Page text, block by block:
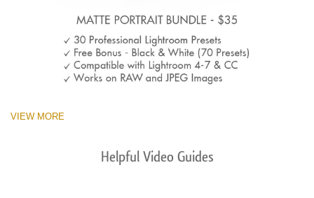
VIEW MORE
Helpful Video Guides